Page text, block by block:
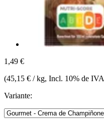
1,49 €
(45,15 € / kg, Incl. 10% de IVA
Variante: